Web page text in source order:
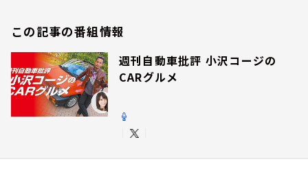
この記事の番組情報
週刊自動車批評 小沢コージの
CARグルメ